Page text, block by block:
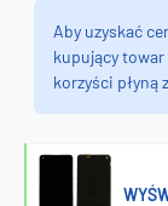
Aby uzyskać
kupujący
korzyści płyną